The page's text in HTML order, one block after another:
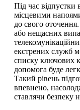
Під час
місцевими
до свого
або нещасних
екстрених служб
списку ключових
допомога буде
Такий рівень
впевнено,
ставлячи безпеку